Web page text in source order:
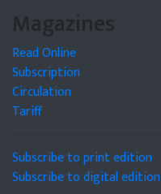
Magazines
Read Online
Subscription
Circulation
Tariff
Subscribe to print edition
Subscribe to digital edition